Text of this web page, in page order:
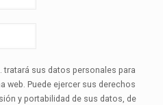
tratará sus datos personales para
web. Puede ejercer sus derechos
y portabilidad de sus datos, de